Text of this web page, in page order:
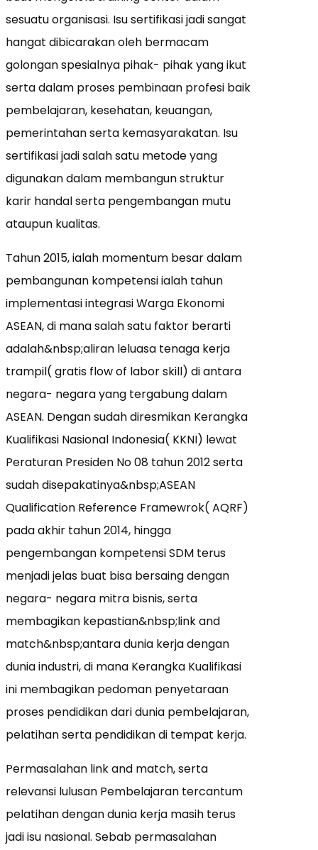
sesuatu organisasi. Isu sertifikasi jadi sangat
hangat dibicarakan oleh bermacam
golongan spesialnya pihak- pihak yang ikut
serta dalam proses pembinaan profesi baik
pembelajaran, kesehatan, keuangan,
pemerintahan serta kemasyarakatan. Isu
sertifikasi jadi salah satu metode yang
digunakan dalam membangun struktur
karir handal serta pengembangan mutu
ataupun kualitas.
Tahun 2015, ialah momentum besar dalam
pembangunan kompetensi ialah tahun
implementasi integrasi Warga Ekonomi
ASEAN, di mana salah satu faktor berarti
adalah&nbsp;aliran leluasa tenaga kerja
trampil( gratis flow of labor skill) di antara
negara- negara yang tergabung dalam
ASEAN. Dengan sudah diresmikan Kerangka
Kualifikasi Nasional Indonesia( KKNI) lewat
Peraturan Presiden No 08 tahun 2012 serta
sudah disepakatinya&nbsp;ASEAN
Qualification Reference Framewrok( AQRF)
pada akhir tahun 2014, hingga
pengembangan kompetensi SDM terus
menjadi jelas buat bisa bersaing dengan
negara- negara mitra bisnis, serta
membagikan kepastian&nbsp;link and
match&nbsp;antara dunia kerja dengan
dunia industri, di mana Kerangka Kualifikasi
ini membagikan pedoman penyetaraan
proses pendidikan dari dunia pembelajaran,
pelatihan serta pendidikan di tempat kerja.
Permasalahan link and match, serta
relevansi lulusan Pembelajaran tercantum
pelatihan dengan dunia kerja masih terus
jadi isu nasional. Sebab permasalahan